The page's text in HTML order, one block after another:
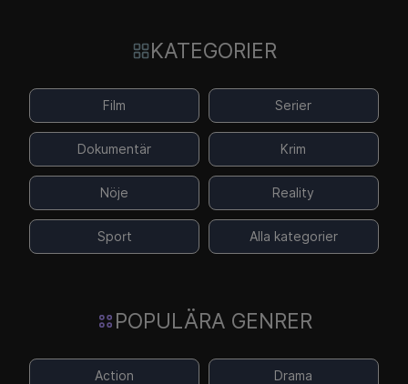
KATEGORIER
Film Serier
Dokumentär Krim
Nöje Reality
Sport Alla kategorier
POPULÄRA GENRER
Action Drama